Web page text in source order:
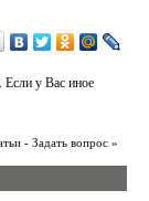
Если у Вас иное
- Задать вопрос »